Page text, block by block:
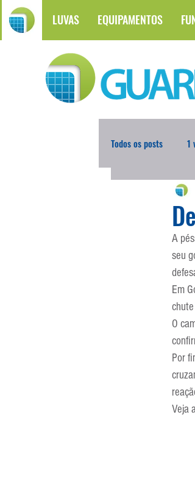
LUVAS EQUIPAMENTOS
Todos os posts 1
Atualidades
Comunicação
Entrevistas
Escola Francesa
A
seu
Em
O
Por
Veja